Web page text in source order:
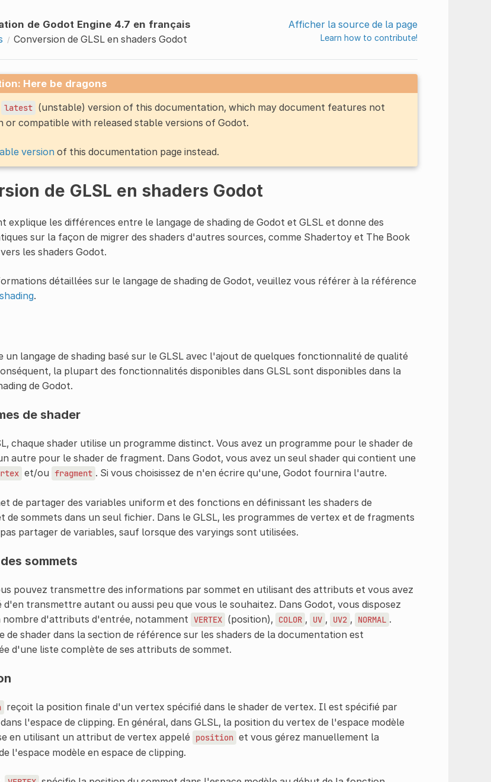
de Godot Engine 4.7 en français
Conversion de GLSL en shaders Godot
Afficher la source de la page
Learn how to contribute!
Here be dragons
latest (unstable) version of this documentation, which may document features not
or compatible with released stable versions of Godot.
versionof this documentation page instead.
de GLSL en shaders Godot
explique les différences entre le langage de shading de Godot et GLSL et donne des
sur la façon de migrer des shaders d'autres sources, comme Shadertoy et The Book
les shaders Godot.
détaillées sur le langage de shading de Godot, veuillez vous référer à la référence
.
un langage de shading basé sur le GLSL avec l'ajout de quelques fonctionnalité de qualité
la plupart des fonctionnalités disponibles dans GLSL sont disponibles dans la
de Godot.
de shader
chaque shader utilise un programme distinct. Vous avez un programme pour le shader de
autre pour le shader de fragment. Dans Godot, vous avez un seul shader qui contient une
et/ou fragment . Si vous choisissez de n'en écrire qu'une, Godot fournira l'autre.
de partager des variables uniform et des fonctions en définissant les shaders de
de sommets dans un seul fichier. Dans le GLSL, les programmes de vertex et de fragments
partager de variables, sauf lorsque des varyings sont utilisées.
sommets
pouvez transmettre des informations par sommet en utilisant des attributs et vous avez
d'en transmettre autant ou aussi peu que vous le souhaitez. Dans Godot, vous disposez
nombre d'attributs d'entrée, notamment VERTEX (position), COLOR , UV , UV2 , NORMAL .
de shader dans la section de référence sur les shaders de la documentation est
d'une liste complète de ses attributs de sommet.
reçoit la position finale d'un vertex spécifié dans le shader de vertex. Il est spécifié par
l'espace de clipping. En général, dans GLSL, la position du vertex de l'espace modèle
en utilisant un attribut de vertex appelé position et vous gérez manuellement la
l'espace modèle en espace de clipping.